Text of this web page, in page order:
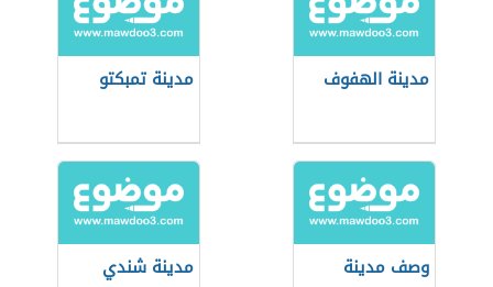
مدينة الهفوف مدينة تمبكتو
وصف مدينة
مدينة شندي